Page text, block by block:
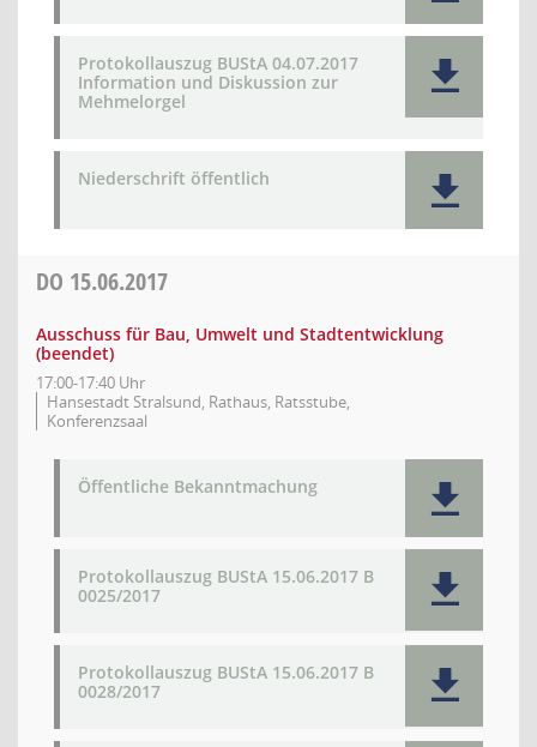
Protokollauszug BUStA 04.07.2017
Information und Diskussion zur
Mehmelorgel
Niederschrift öffentlich
DO 15.06.2017
Ausschuss für Bau, Umwelt und Stadtentwicklung
(beendet)
17:00-17:40 Uhr
Hansestadt Stralsund, Rathaus, Ratsstube,
Konferenzsaal
Öffentliche Bekanntmachung
Protokollauszug BUStA 15.06.2017 B
0025/2017
Protokollauszug BUStA 15.06.2017 B
0028/2017